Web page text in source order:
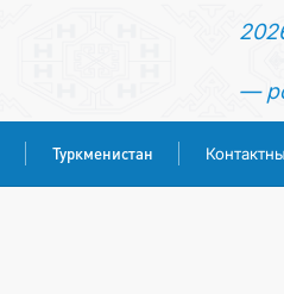
—
Туркменистан